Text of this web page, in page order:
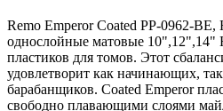
Remo Emperor Coated PP-0962-BE,
однослойные матовые 10",12",14"
пластиков для томов. Этот
удовлетворит как начинающих,
барабанщиков. Coated Emperor
свободно плавающими слоями